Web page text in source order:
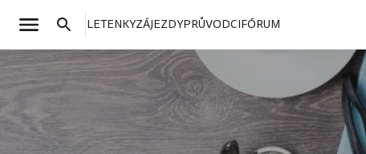
LETENKYZÁJEZDYPRŮVODCIFÓRUM